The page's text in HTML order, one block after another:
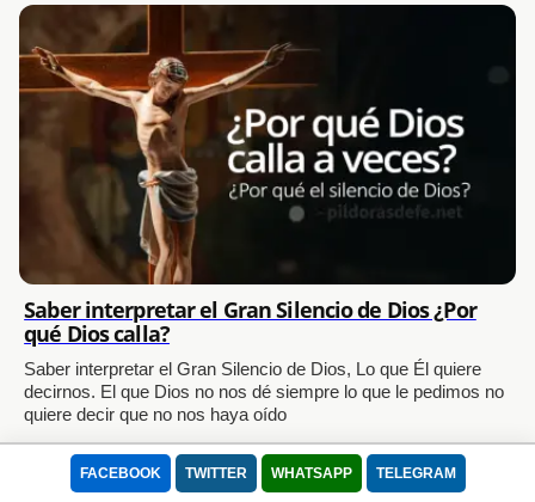
FACEBOOK TWITTER WHATSAPP TELEGRAM
Saber interpretar el Gran Silencio de Dios ¿Por
qué Dios calla?
Saber interpretar el Gran Silencio de Dios, Lo que Él quiere
decirnos. El que Dios no nos dé siempre lo que le pedimos no
quiere decir que no nos haya oído
Categoría:Meditación